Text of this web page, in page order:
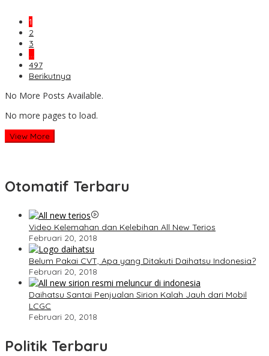
1
2
3
…
497
Berikutnya
No More Posts Available.
No more pages to load.
View More
Otomatif Terbaru
Video Kelemahan dan Kelebihan All New Terios
Februari 20, 2018
Belum Pakai CVT, Apa yang Ditakuti Daihatsu Indonesia?
Februari 20, 2018
Daihatsu Santai Penjualan Sirion Kalah Jauh dari Mobil
LCGC
Februari 20, 2018
Politik Terbaru